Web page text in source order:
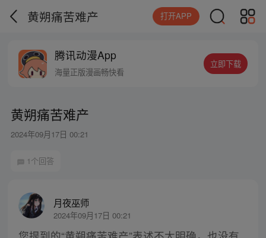
黄朔痛苦难产 打开APP
腾讯动漫App
海量正版漫画畅快看
立即下载
黄朔痛苦难产
2024年09月17日 00:21
1个回答
月夜巫师
2024年09月17日 00:21